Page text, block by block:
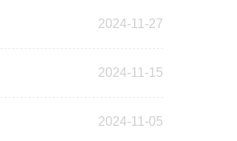
2024-11-27
2024-11-15
2024-11-05